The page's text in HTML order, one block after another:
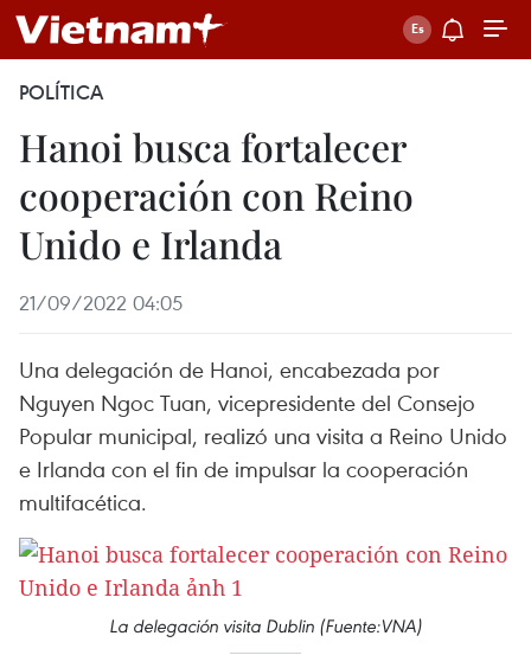
POLÍTICA
Hanoi busca fortalecer
cooperación con Reino
Unido e Irlanda
21/09/2022 04:05
Una delegación de Hanoi, encabezada por
Nguyen Ngoc Tuan, vicepresidente del Consejo
Popular municipal, realizó una visita a Reino Unido
e Irlanda con el fin de impulsar la cooperación
multifacética.
La delegación visita Dublin (Fuente:VNA)